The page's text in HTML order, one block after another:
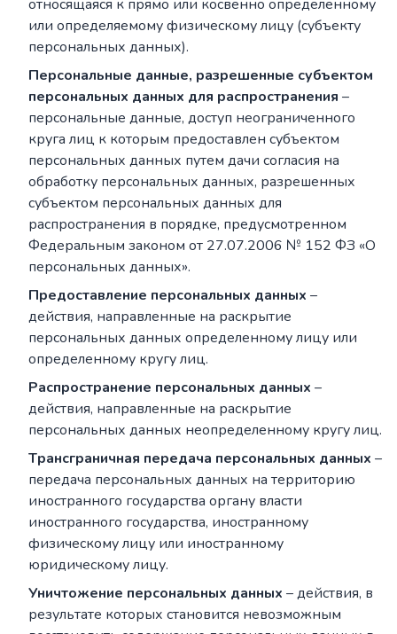
относящаяся к прямо или косвенно определенному
или определяемому физическому лицу (субъекту
персональных данных).
Персональные данные, разрешенные субъектом
персональных данных для распространения –
персональные данные, доступ неограниченного
круга лиц к которым предоставлен субъектом
персональных данных путем дачи согласия на
обработку персональных данных, разрешенных
субъектом персональных данных для
распространения в порядке, предусмотренном
Федеральным законом от 27.07.2006 № 152 ФЗ «О
персональных данных».
Предоставление персональных данных –
действия, направленные на раскрытие
персональных данных определенному лицу или
определенному кругу лиц.
Распространение персональных данных –
действия, направленные на раскрытие
персональных данных неопределенному кругу лиц.
Tрансграничная передача персональных данных –
передача персональных данных на территорию
иностранного государства органу власти
иностранного государства, иностранному
физическому лицу или иностранному
юридическому лицу.
Уничтожение персональных данных – действия, в
результате которых становится невозможным